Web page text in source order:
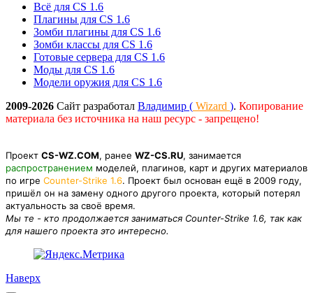
Всё для CS 1.6
Плагины для CS 1.6
Зомби плагины для CS 1.6
Зомби классы для CS 1.6
Готовые сервера для CS 1.6
Моды для CS 1.6
Модели оружия для CS 1.6
2009-2026 Сайт разработал Владимир ( Wizard ). Копирование
материала без источника на наш ресурс - запрещено!
Проект CS-WZ.COM, ранее WZ-CS.RU, занимается
распространением моделей, плагинов, карт и других материалов
по игре Counter-Strike 1.6. Проект был основан ещё в 2009 году,
пришёл он на замену одного другого проекта, который потерял
актуальность за своё время.
Мы те - кто продолжается заниматься Counter-Strike 1.6, так как
для нашего проекта это интересно.
Наверх